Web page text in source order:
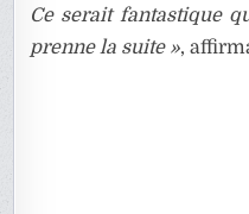
Ce serait fantastique
prenne la suite »,